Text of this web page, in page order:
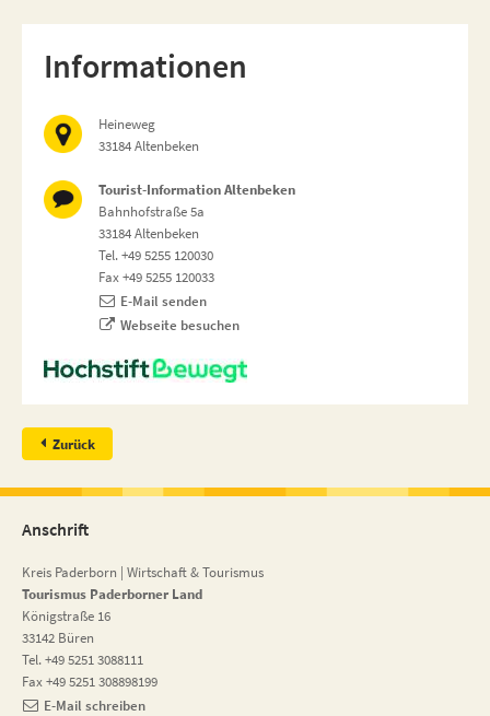
Informationen
Heineweg
33184 Altenbeken
Tourist-Information Altenbeken
Bahnhofstraße 5a
33184 Altenbeken
Tel. +49 5255 120030
Fax +49 5255 120033
E-Mail senden
Webseite besuchen
Zurück
Anschrift
Kreis Paderborn | Wirtschaft & Tourismus
Tourismus Paderborner Land
Königstraße 16
33142 Büren
Tel. +49 5251 3088111
Fax +49 5251 308898199
E-Mail schreiben